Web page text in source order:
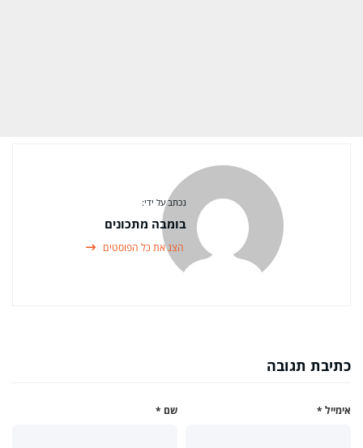
נכתב על ידי:
בומבה מתכונים
הצג את כל הפוסטים
כתיבת תגובה
שם * אימייל *